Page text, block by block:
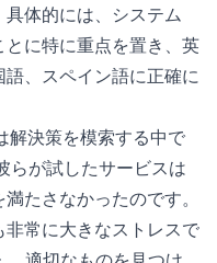
体的には、システム
に特に重点を置き、英
、スペイン語に正確に
決策を模索する中で
らが試したサービスは
たさなかったのです。
常に大きなストレスで